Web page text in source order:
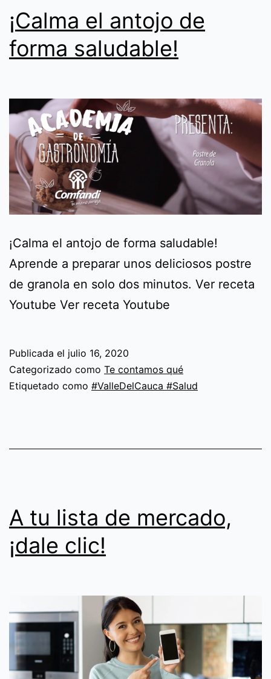
¡Calma el antojo de
forma saludable!
¡Calma el antojo de forma saludable!
Aprende a preparar unos deliciosos postre
de granola en solo dos minutos. Ver receta
Youtube Ver receta Youtube
Publicada el julio 16, 2020
Categorizado como Te contamos qué
Etiquetado como #ValleDelCauca #Salud
A tu lista de mercado,
¡dale clic!